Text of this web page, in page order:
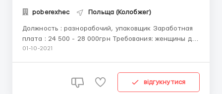
poberexhec Польща (Колобжег)
Должность : разнорабочий, упаковщик Заработная
плата : 24 500 - 28 000грн Требования: женщины до
55 - 57 лет Обязанности: сортировка, упаковка
С 1991 года Лиснер производит свою продукцию...
01-10-2021
відгукнутися